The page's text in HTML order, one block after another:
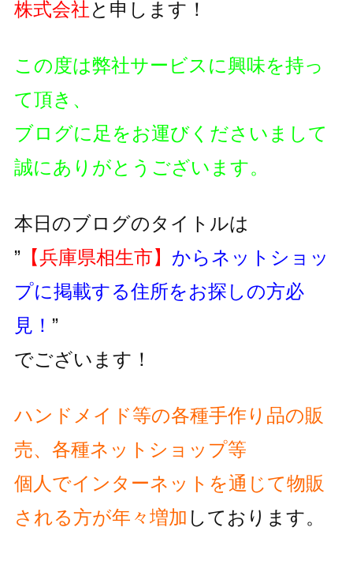
株式会社と申します！
この度は弊社サービスに興味を持っ
て頂き、
ブログに足をお運びくださいまして
誠にありがとうございます。
本日のブログのタイトルは
”【兵庫県相生市】 からネットショッ
プに掲載する住所をお探しの方必
見！ ”
でございます！
ハンドメイド等の各種手作り品の販
売、各種ネットショップ等
個人でインターネットを通じて物販
される方が年々増加 しております。